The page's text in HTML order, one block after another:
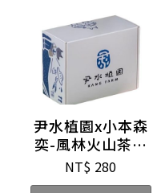
尹水植園x小本森
奕-風林火山茶包
禮盒(2入款)
NT$ 280